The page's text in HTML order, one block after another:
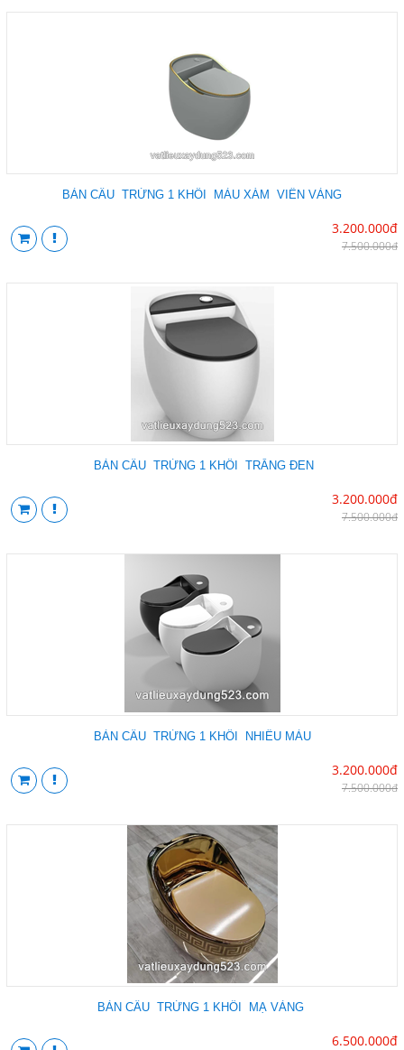
BÀN CẦU TRỨNG 1 KHỐI MÀU XÁM VIỀN VÀNG
3.200.000đ
7.500.000đ
BÀN CẦU TRỨNG 1 KHỐI TRẮNG ĐEN
3.200.000đ
7.500.000đ
BÀN CẦU TRỨNG 1 KHỐI NHIỀU MÀU
3.200.000đ
7.500.000đ
BÀN CẦU TRỨNG 1 KHỐI MẠ VÀNG
6.500.000đ